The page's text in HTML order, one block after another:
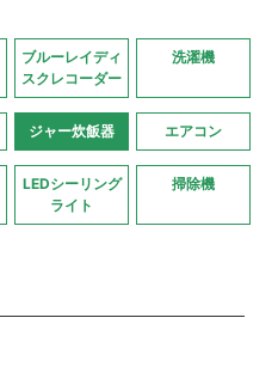
ブルーレイディ
スクレコーダー
洗濯機
ジャー炊飯器 エアコン
LEDシーリング
ライト
掃除機